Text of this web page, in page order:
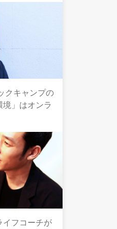
クキャンプの
」はオンラ
イフコーチが